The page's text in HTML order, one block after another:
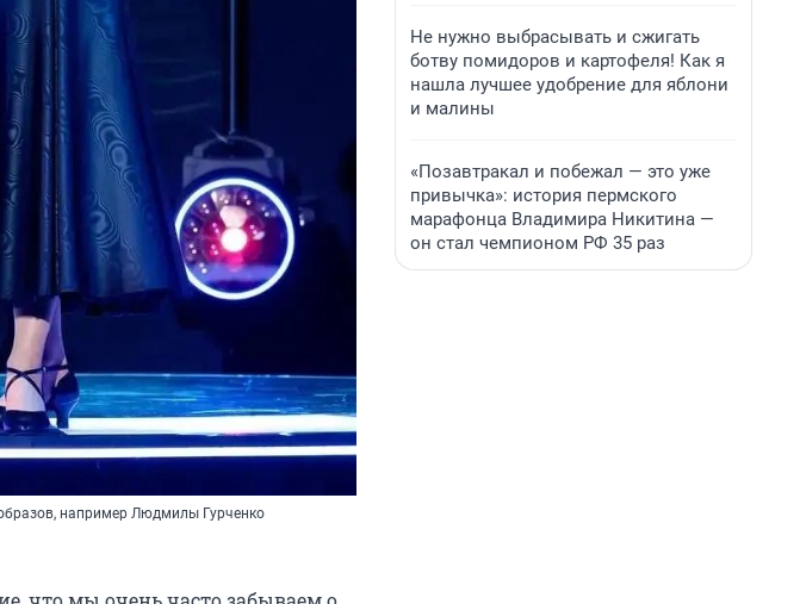
например Людмилы Гурченко
Не нужно выбрасывать и сжигать
ботву помидоров и картофеля! Как я
нашла лучшее удобрение для яблони
и малины
«Позавтракал и побежал — это уже
привычка»: история пермского
марафонца Владимира Никитина —
он стал чемпионом РФ 35 раз